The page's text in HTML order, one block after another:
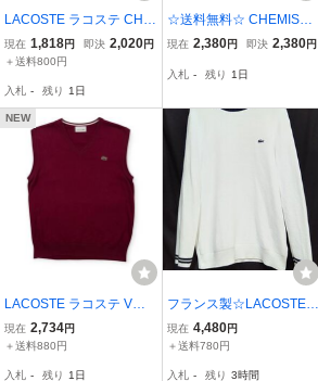
LACOSTE ラコステ CHE
MISE ヴィンテージ ウー
ル混 ロゴ ボーダー Vネッ
水色 ◇■ ☆ flb7 メンズ
現在 1,818円 即決 2,020円
＋送料800円
入札 - 残り 1日
☆送料無料☆ CHEMISE L
ACOSTE ラコステ USA直
ーブルニット セーター メ
中古 即決
現在 2,380円 即決 2,380円
入札 - 残り 1日
NEW
LACOSTE ラコステ Vネ
ック コットンニット ベス
ト サイズ 4 /ボルドー/フ
現在 2,734円
＋送料880円
入札 - 残り 1日
フランス製☆LACOSTE/
ラコステ☆クルーネック
ニット プルオーバー メン
現在 4,480円
＋送料780円
入札 - 残り 3時間